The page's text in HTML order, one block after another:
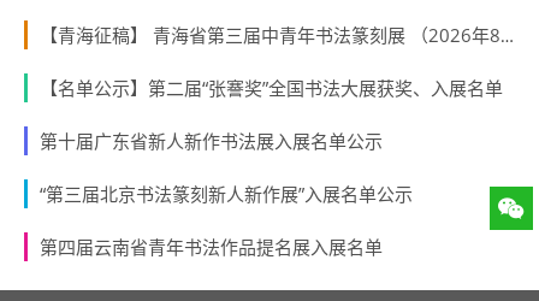
【青海征稿】 青海省第三届中青年书法篆刻展 （2026年8月31日截稿）
【名单公示】第二届“张謇奖”全国书法大展获奖、入展名单
第十届广东省新人新作书法展入展名单公示
“第三届北京书法篆刻新人新作展”入展名单公示
第四届云南省青年书法作品提名展入展名单